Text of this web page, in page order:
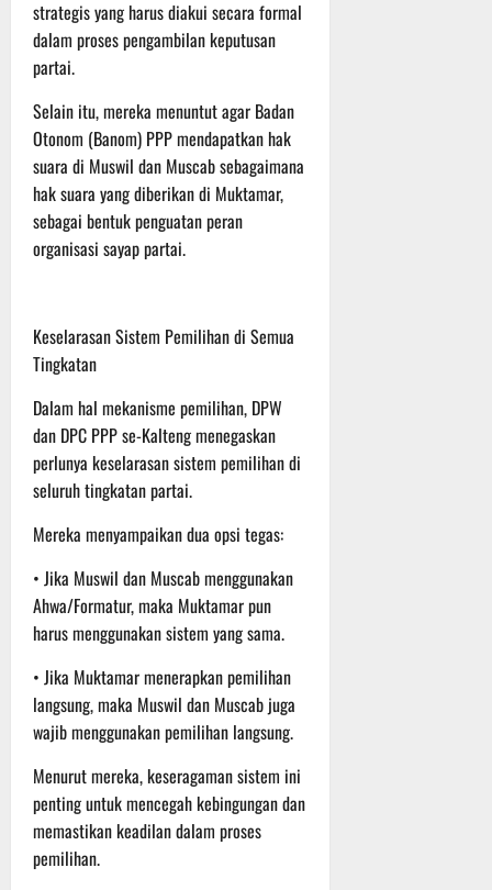
strategis yang harus diakui secara formal
dalam proses pengambilan keputusan
partai.
Selain itu, mereka menuntut agar Badan
Otonom (Banom) PPP mendapatkan hak
suara di Muswil dan Muscab sebagaimana
hak suara yang diberikan di Muktamar,
sebagai bentuk penguatan peran
organisasi sayap partai.
Keselarasan Sistem Pemilihan di Semua
Tingkatan
Dalam hal mekanisme pemilihan, DPW
dan DPC PPP se-Kalteng menegaskan
perlunya keselarasan sistem pemilihan di
seluruh tingkatan partai.
Mereka menyampaikan dua opsi tegas:
• Jika Muswil dan Muscab menggunakan
Ahwa/Formatur, maka Muktamar pun
harus menggunakan sistem yang sama.
• Jika Muktamar menerapkan pemilihan
langsung, maka Muswil dan Muscab juga
wajib menggunakan pemilihan langsung.
Menurut mereka, keseragaman sistem ini
penting untuk mencegah kebingungan dan
memastikan keadilan dalam proses
pemilihan.